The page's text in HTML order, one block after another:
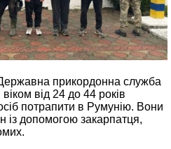
прикордонна служба
від 24 до 44 років
потрапити в Румунію. Вони
із допомогою закарпатця,